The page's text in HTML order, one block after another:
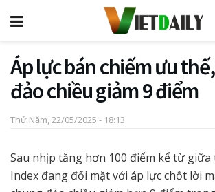
Áp lực bán chiếm ưu
đảo chiều giảm 9 điểm
Thứ Năm, 22/05/2025 - 18:13
Sau nhịp tăng hơn 100 điểm kể từ giữa
Index đang đối mặt với áp lực chốt lời